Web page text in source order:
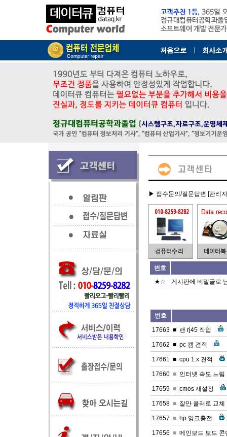
▶ 접수문의/질문답변 [관리
번호
★☆
게시판에 비밀글로
번호
17663 ■ 랜 rj45 작업
17662 ■ pc 캠 견적
17661 ■ cpu 1.x 견적
17660 ■ 인터넷 속도 느림
17659 ■ cmos 재설정
17658 ■ 잘만 쿨러로 교체
17657 ■ hp 잉크충전
17656 ■ 메인보드 보드